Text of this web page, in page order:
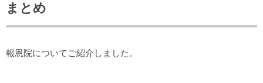
まとめ
報恩院についてご紹介しました。